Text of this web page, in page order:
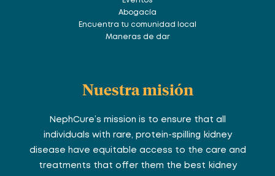
Abogacía
Encuentra tu comunidad local
Maneras de dar
Nuestra misión
NephCure’s mission is to ensure that all
individuals with rare, protein-spilling kidney
disease have equitable access to the care and
treatments that offer them the best kidney